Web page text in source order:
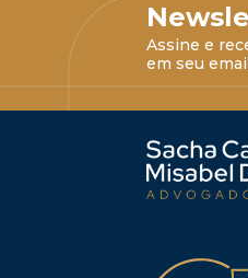
Assine e
em seu